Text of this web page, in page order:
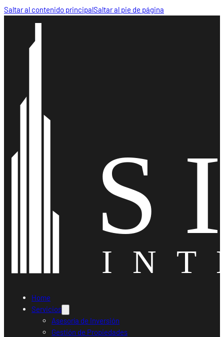
Saltar al contenido principalSaltar al pie de página
Home
Servicios
Asesoría de Inversión
Gestión de Propiedades